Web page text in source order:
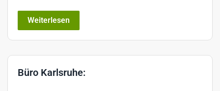
Weiterlesen
Büro Karlsruhe: